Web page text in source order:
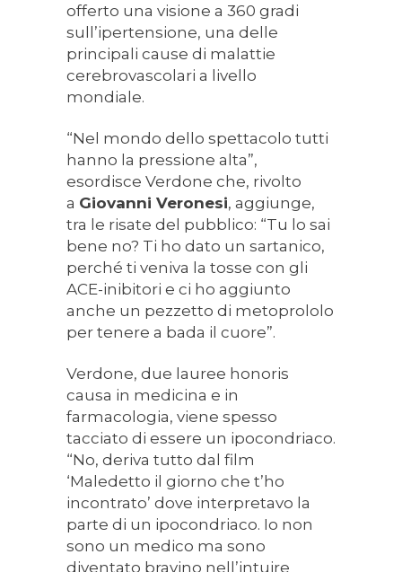
offerto una visione a 360 gradi
sull’ipertensione, una delle
principali cause di malattie
cerebrovascolari a livello
mondiale.
“Nel mondo dello spettacolo tutti
hanno la pressione alta”,
esordisce Verdone che, rivolto
a Giovanni Veronesi, aggiunge,
tra le risate del pubblico: “Tu lo sai
bene no? Ti ho dato un sartanico,
perché ti veniva la tosse con gli
ACE-inibitori e ci ho aggiunto
anche un pezzetto di metoprololo
per tenere a bada il cuore”.
Verdone, due lauree honoris
causa in medicina e in
farmacologia, viene spesso
tacciato di essere un ipocondriaco.
“No, deriva tutto dal film
‘Maledetto il giorno che t’ho
incontrato’ dove interpretavo la
parte di un ipocondriaco. Io non
sono un medico ma sono
diventato bravino nell’intuire